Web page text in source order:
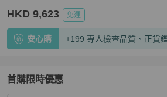
HKD 9,623 免運
安心購 +199 專人檢查品質、正貨
首購限時優惠